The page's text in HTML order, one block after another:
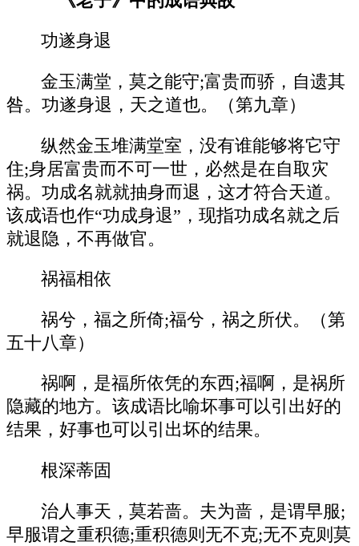
功遂身退
金玉满堂，莫之能守;富贵而骄，自遗其
咎。功遂身退，天之道也。（第九章）
纵然金玉堆满堂室，没有谁能够将它守
住;身居富贵而不可一世，必然是在自取灾
祸。功成名就就抽身而退，这才符合天道。
该成语也作“功成身退”，现指功成名就之后
就退隐，不再做官。
祸福相依
祸兮，福之所倚;福兮，祸之所伏。（第
五十八章）
祸啊，是福所依凭的东西;福啊，是祸所
隐藏的地方。该成语比喻坏事可以引出好的
结果，好事也可以引出坏的结果。
根深蒂固
治人事天，莫若啬。夫为啬，是谓早服;
早服谓之重积德;重积德则无不克;无不克则莫